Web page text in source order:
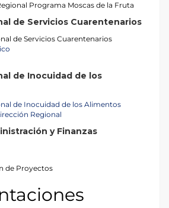
Programa Moscas de la Fruta
de Servicios Cuarentenarios
de Servicios Cuarentenarios
de Inocuidad de los
de Inocuidad de los Alimentos
Regional
y Finanzas
de Proyectos